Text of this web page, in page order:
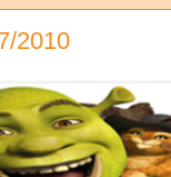
2010